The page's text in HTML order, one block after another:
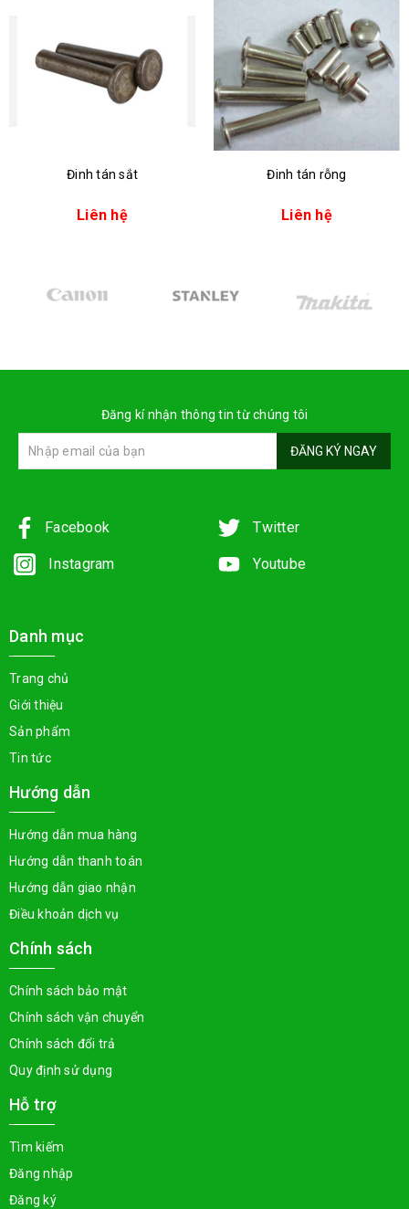
Đinh tán sắt
Liên hệ
Đinh tán rỗng
Liên hệ
Đăng kí nhận thông tin từ chúng tôi
ĐĂNG KÝ NGAY
Facebook Twitter
Instagram Youtube
Danh mục
Trang chủ
Giới thiệu
Sản phẩm
Tin tức
Hướng dẫn
Hướng dẫn mua hàng
Hướng dẫn thanh toán
Hướng dẫn giao nhận
Điều khoản dịch vụ
Chính sách
Chính sách bảo mật
Chính sách vận chuyển
Chính sách đổi trả
Quy định sử dụng
Hỗ trợ
Tìm kiếm
Đăng nhập
Đăng ký